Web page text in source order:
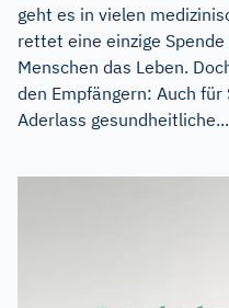
geht es in vielen
rettet eine einzige
Menschen das Leben.
den Empfängern: Auch
Aderlass gesundheitliche...